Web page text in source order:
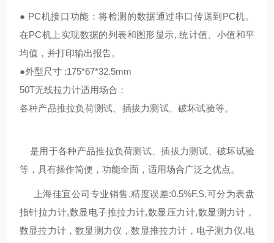
● PC机接口功能：将检测的数据通过串口传送到PC机。
在PC机上实现数据的列表和图形显示, 统计值、小值和平
均值，并打印输出报告。
●外型尺寸 :175*67*32.5mm
50T无线拉力计适用场合：
各种产品推拉负荷测试、插拔力测试、破坏试验等。
是用于各种产品推拉负荷测试、插拔力测试、破坏试验
等，具有操作简便，功能全面，适用场合广泛之优点。
上海佳宜公司专业销售,精度误差:0.5%F.S,可分为表盘
指针拉力计,数显电子推拉力计,数显压力计,数显测力计，
数显拉力计，数显测力仪，数显推拉力计，电子测力仪,电